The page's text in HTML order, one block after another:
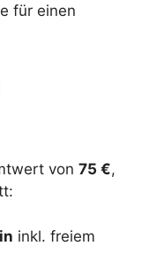
für einen
von 75 €,
inkl. freiem